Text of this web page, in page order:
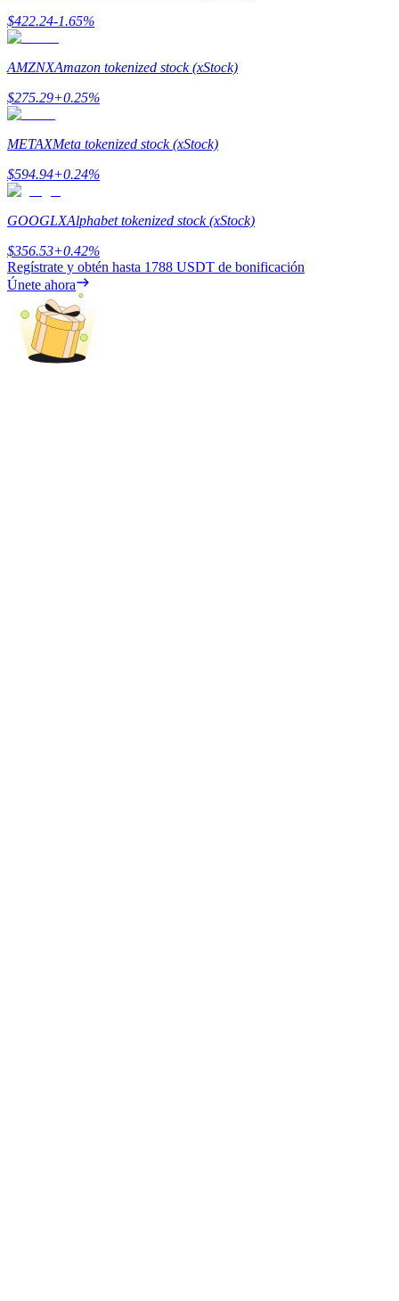
BTC Welcome Rewards
Deposit & Trade BTC to Share 25000 USDT prize pool!
Deposit CASHCAT & Win
Exclusive for BitMart Users
Register & Trade to Win 500,000 USDT
$422.24-1.65%
AMZNXAmazon tokenized stock (xStock)
$275.29+0.25%
METAXMeta tokenized stock (xStock)
$594.94+0.24%
GOOGLXAlphabet tokenized stock (xStock)
$356.53+0.42%
Regístrate y obtén hasta 1788 USDT de bonificación
Únete ahora